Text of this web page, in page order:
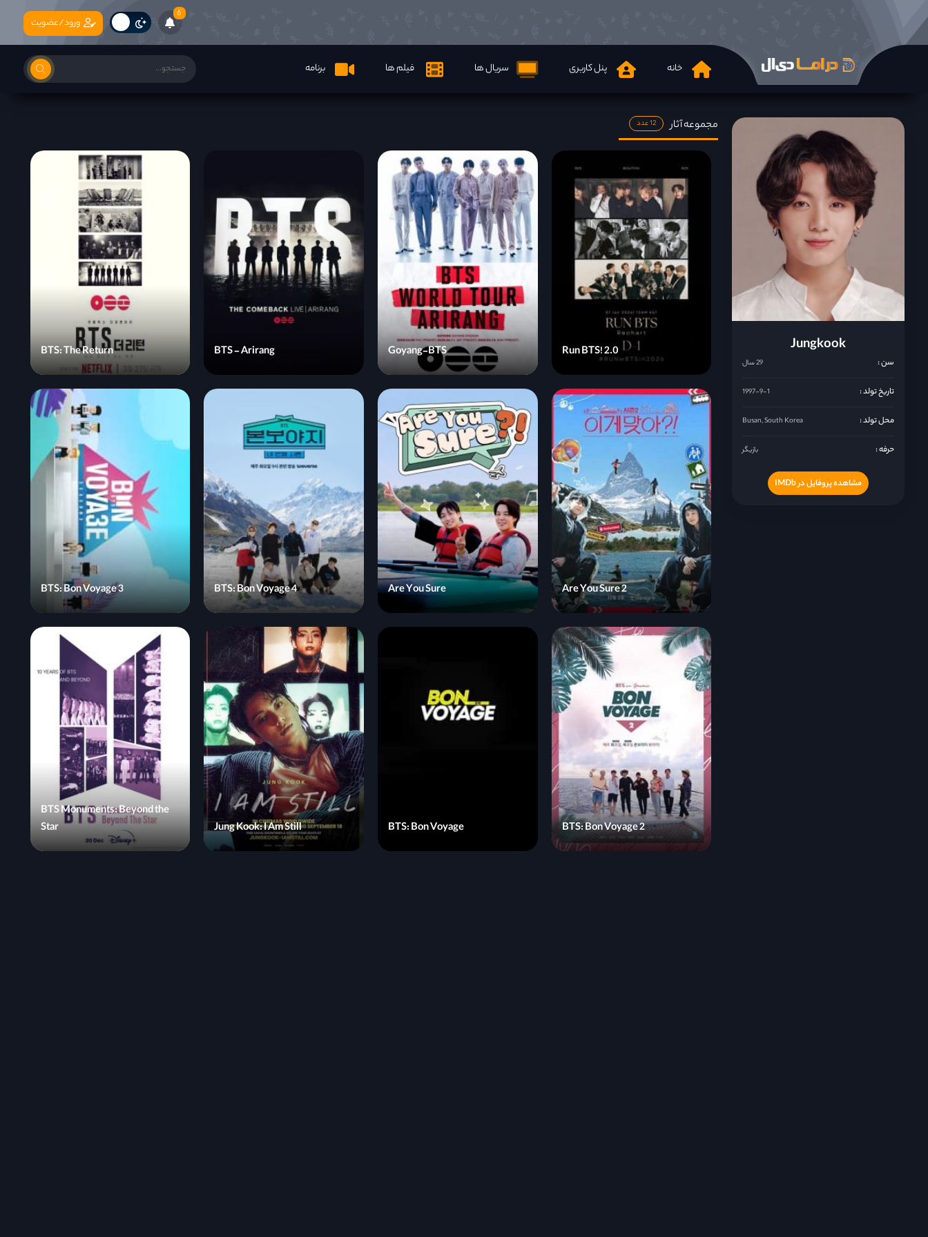
6
خانه پنل کاربری سریال ها فیلم ها برنامه
ورود/عضویت
Jungkook
سن : 29 سال
تاریخ تولد : 1997-9-1
محل تولد : Busan, South Korea
حرفه : بازیگر
مشاهده پروفایل در IMDb
مجموعه آثار 12 عدد
Run BTS! 2.0
Goyang-BTS
BTS - Arirang
BTS: The Return
Are You Sure 2
Are You Sure
BTS: Bon Voyage 4
BTS: Bon Voyage 3
BTS: Bon Voyage 2
BTS: Bon Voyage
Jung Kook: I Am Still
BTS Monuments: Beyond the
Star